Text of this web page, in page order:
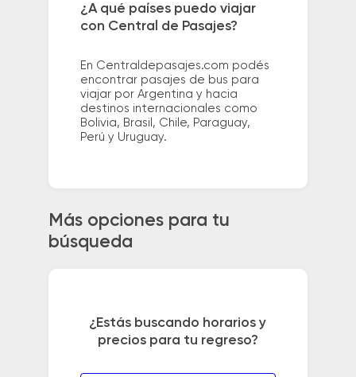
¿A qué países puedo viajar
con Central de Pasajes?
En Centraldepasajes.com podés
encontrar pasajes de bus para
viajar por Argentina y hacia
destinos internacionales como
Bolivia, Brasil, Chile, Paraguay,
Perú y Uruguay.
Más opciones para tu
búsqueda
¿Estás buscando horarios y
precios para tu regreso?